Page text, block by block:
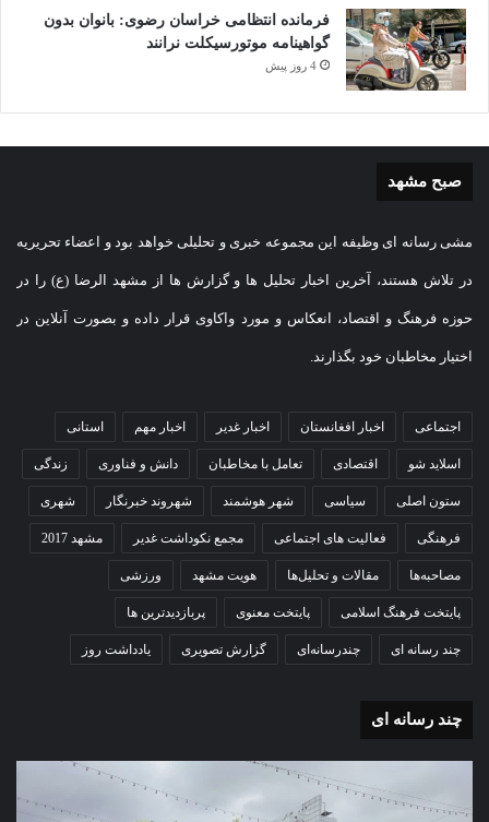
فرمانده انتظامی خراسان رضوی: بانوان بدون
گواهینامه موتورسیکلت نرانند
4 روز پیش
صبح مشهد
مشی رسانه ای وظیفه این مجموعه خبری و تحلیلی خواهد بود و اعضاء تحریریه
در تلاش هستند، آخرین اخبار تحلیل ها و گزارش ها از مشهد الرضا (ع) را در
حوزه فرهنگ و اقتصاد، انعکاس و مورد واکاوی قرار داده و بصورت آنلاین در
اختیار مخاطبان خود بگذارند.
اجتماعی اخبار افغانستان اخبار غدیر اخبار مهم استانی
اسلاید شو اقتصادی تعامل با مخاطبان دانش و فناوری زندگی
ستون اصلی سیاسی شهر هوشمند شهروند خبرنگار شهری
فرهنگی فعالیت های اجتماعی مجمع نکوداشت غدیر مشهد 2017
مصاحبه‌ها مقالات و تحلیل‌ها هویت مشهد ورزشی
پایتخت فرهنگ اسلامی پایتخت معنوی پربازدیدترین ها
چند رسانه ای چندرسانه‌ای گزارش تصویری یادداشت روز
چند رسانه ای
تشییع